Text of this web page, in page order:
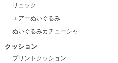
リュック
エアーぬいぐるみ
ぬいぐるみカチューシャ
クッション
プリントクッション